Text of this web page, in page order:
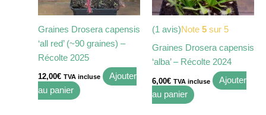
Graines Drosera capensis
‘all red’ (~90 graines) –
Récolte 2025
12,00€ TVA incluse
Ajouter
au panier
Note 5sur 5
(1 avis)
Graines Drosera capensis
‘alba’ – Récolte 2024
6,00€ TVA incluse
Ajouter
au panier